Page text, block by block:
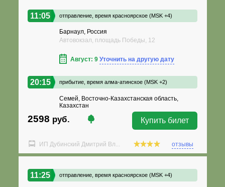
11:05 отправление, время красноярское (MSK +4)
Барнаул, Россия
Автовокзал, площадь Победы, 12
Август: 9 Уточнить на другую дату
20:15 прибытие, время алма-атинское (MSK +2)
Семей, Восточно-Казахстанская область,
Казахстан
2598 руб. Купить билет
ИП Дубинский Дмитрий Вл... отзывы
11:25 отправление, время красноярское (MSK +4)